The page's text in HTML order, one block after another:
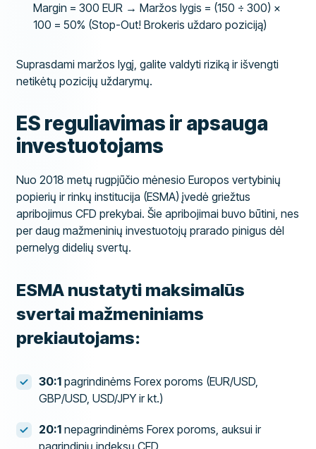
Margin = 300 EUR → Maržos lygis = (150 ÷ 300) ×
100 = 50% (Stop-Out! Brokeris uždaro poziciją)
Suprasdami maržos lygį, galite valdyti riziką ir išvengti
netikėtų pozicijų uždarymų.
ES reguliavimas ir apsauga
investuotojams
Nuo 2018 metų rugpjūčio mėnesio Europos vertybinių
popierių ir rinkų institucija (ESMA) įvedė griežtus
apribojimus CFD prekybai. Šie apribojimai buvo būtini, nes
per daug mažmeninių investuotojų prarado pinigus dėl
pernelyg didelių svertų.
ESMA nustatyti maksimalūs
svertai mažmeniniams
prekiautojams:
30:1 pagrindinėms Forex poroms (EUR/USD,
GBP/USD, USD/JPY ir kt.)
20:1 nepagrindinėms Forex poroms, auksui ir
pagrindinių indeksų CFD